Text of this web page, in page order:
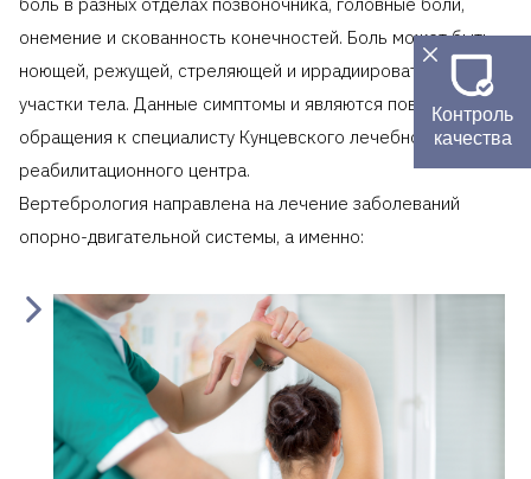
онемение и скованность конечностей. Боль может быть
ноющей, режущей, стреляющей и иррадиировать в разные
участки тела. Данные симптомы и являются поводом для
обращения к специалисту Кунцевского лечебно-
реабилитационного центра.
Вертебрология направлена на лечение заболеваний
опорно-двигательной системы, а именно:
Контроль
качества